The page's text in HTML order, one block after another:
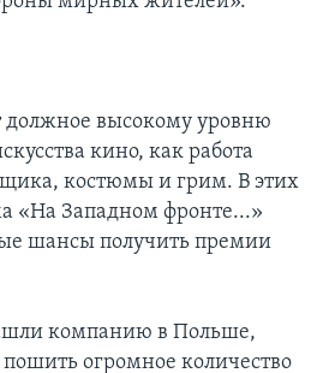
должное высокому уровню
кино, как работа
костюмы и грим. В этих
«На Западном фронте...»
шансы получить премии
компанию в Польше,
огромное количество